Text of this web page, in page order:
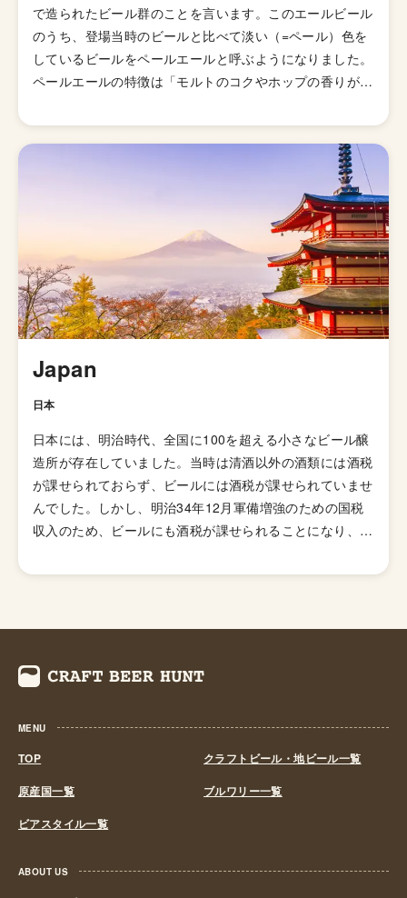
で造られたビール群のことを言います。このエールビール
のうち、登場当時のビールと比べて淡い（=ペール）色を
しているビールをペールエールと呼ぶようになりました。
ペールエールの特徴は「モルトのコクやホップの香りが豊
が山ほどあるのでこれと言った型として説明しずらいスタ
イルになっています。 発祥はイギリスですが、柑橘様の
ホップの香りが華やかに感じられる「アメリカン・ペール
エール」が発明されてたのきっかけに世界中に広がりまし
た。あまりとりあげられないですが、「イングリッシュ・
ペールエール」と呼ばれる群も存在していて、品評会でも
別のスタイルで扱われています。起源はイングランドの田
園地帯で醸造されていたアンバー色のオクトーバービール
とされています。 日本のクラフトビールの代表格「よな
よなエール」がこのペールエールで、苦味も比較的控えめ
ビールビギナーにオススメのスタイルと言えます。
Japan
日本
日本には、明治時代、全国に100を超える小さなビール醸
造所が存在していました。当時は清酒以外の酒類には酒税
が課せられておらず、ビールには酒税が課せられていませ
んでした。しかし、明治34年12月軍備増強のための国税
収入のため、ビールにも酒税が課せられることになり、資
を消していきました。これによりビール作りは戦後しばら
の年間2,000キロリッターから60キロリッターに引き下げ
られたことで転機がおとずれます。これにより、再び小規
が誕生する流れができました。ちなみ、地ビール製造免許
第1号は新潟県のエチゴビールと北海道のオホーツクビー
「オホーツクビール」が発売されました。 この経済政策
は功を奏し、日本中に続々と地ビール製造業社が生まれ、
造所が全国各地に誕生しました。しかし、ただブームだけ
に乗って参入したきた業社は、ビールの品質が低かった
MENU
TOP
クラフトビール・地ビール一覧
原産国一覧
ブルワリー一覧
ビアスタイル一覧
ABOUT US